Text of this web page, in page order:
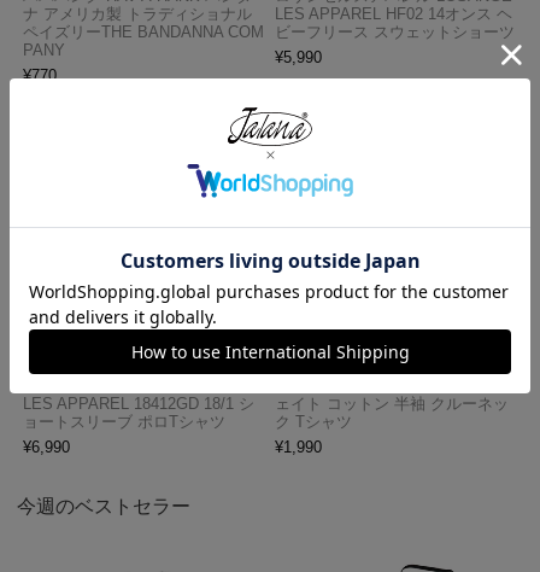
ナ アメリカ製 トラディショナル
ペイズリーTHE BANDANNA COM
PANY
¥770
LES APPAREL HF02 14オンス ヘ
ビーフリース スウェットショーツ
¥5,990
LES APPAREL 18412GD 18/1 シ
ョートスリーブ ポロTシャツ
¥6,990
ェイト コットン 半袖 クルーネッ
ク Tシャツ
¥1,990
今週のベストセラー